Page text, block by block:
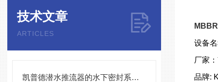
技术文章
ARTICLES
凯普德潜水推流器的水下密封系统维护全流程指南说明
设备
厂家
品牌: